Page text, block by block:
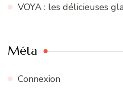
VOYA : les délicieuses
Méta
Connexion